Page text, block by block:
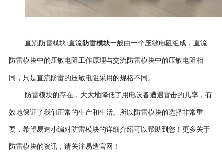
直流防雷模块:直流防雷模块一般由一个压敏电阻组成，直流
防雷模块中的压敏电阻工作原理与交流防雷模块中的压敏电阻相
同，只是直流防雷的压敏电阻采用的规格不同。
防雷模块的存在，大大地降低了用电设备遭遇雷击的几率，有
效地保证了我们正常的生产和生活。 所以防雷模块的选择非常重
要，希望易造小编对防雷模块的详细介绍可以帮助到您！更多关于
防雷模块的资讯，请关注易造官网！